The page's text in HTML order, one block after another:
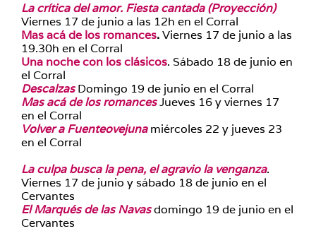
La crítica del amor. Fiesta cantada (Proyección)
Viernes 17 de junio a las 12h en el Corral
Mas acá de los romances.Viernes 17 de junio a las
19.30h en el Corral
Una noche con los clásicos. Sábado 18 de junio en
el Corral
DescalzasDomingo 19 de junio en el Corral
Mas acá de los romancesJueves 16 y viernes 17
en el Corral
Volver a Fuenteovejunamiércoles 22 y jueves 23
en el Corral
La culpa busca la pena, el agravio la venganza.
Viernes 17 de junio y sábado 18 de junio en el
Cervantes
El Marqués de las Navasdomingo 19 de junio en el
Cervantes